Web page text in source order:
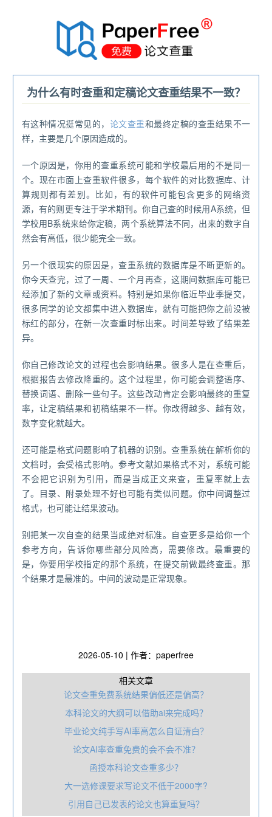
为什么有时查重和定稿论文查重结果不一致？
有这种情况挺常见的， 论文查重和最终定稿的查重结果不一
样，主要是几个原因造成的。
一个原因是，你用的查重系统可能和学校最后用的不是同一
个。现在市面上查重软件很多，每个软件的对比数据库、计
算规则都有差别。比如，有的软件可能包含更多的网络资
源，有的则更专注于学术期刊。你自己查的时候用A系统，但
学校用B系统来给你定稿，两个系统算法不同，出来的数字自
然会有高低，很少能完全一致。
另一个很现实的原因是，查重系统的数据库是不断更新的。
你今天查完，过了一周、一个月再查，这期间数据库可能已
经添加了新的文章或资料。特别是如果你临近毕业季提交，
很多同学的论文都集中进入数据库，就有可能把你之前没被
标红的部分，在新一次查重时标出来。时间差导致了结果差
异。
你自己修改论文的过程也会影响结果。很多人是在查重后，
根据报告去修改降重的。这个过程里，你可能会调整语序、
替换词语、删除一些句子。这些改动肯定会影响最终的重复
率，让定稿结果和初稿结果不一样。你改得越多、越有效，
数字变化就越大。
还可能是格式问题影响了机器的识别。查重系统在解析你的
文档时，会受格式影响。参考文献如果格式不对，系统可能
不会把它识别为引用，而是当成正文来查，重复率就上去
了。目录、附录处理不好也可能有类似问题。你中间调整过
格式，也可能让结果波动。
别把某一次自查的结果当成绝对标准。自查更多是给你一个
参考方向，告诉你哪些部分风险高，需要修改。最重要的
是，你要用学校指定的那个系统，在提交前做最终查重。那
个结果才是最准的。中间的波动是正常现象。
2026-05-10 | 作者：paperfree
相关文章
论文查重免费系统结果偏低还是偏高？
本科论文的大纲可以借助ai来完成吗？
毕业论文纯手写AI率高怎么自证清白？
论文AI率查重免费的会不会不准？
函授本科论文查重多少？
大一选修课要求写论文不低于2000字?
引用自己已发表的论文也算重复吗？